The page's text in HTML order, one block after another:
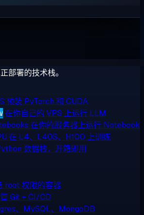
部署的技术栈。
预装 PyTorch 和 CUDA
在你自己的 VPS 上运行 LLM
在你的服务器上运行 Notebook
在 L4、L40S、H100 上训练
数据栈，开箱即用
root 权限的容器
Git + CI/CD
、MySQL、MongoDB